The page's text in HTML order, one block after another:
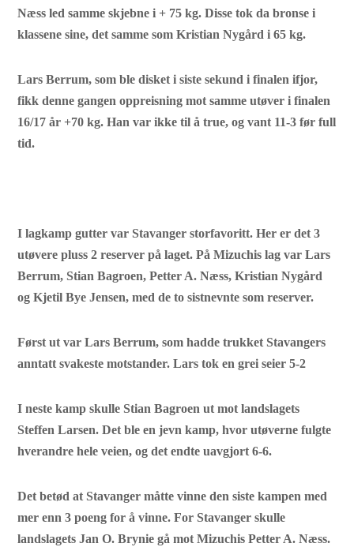
Næss led samme skjebne i + 75 kg. Disse tok da bronse i
klassene sine, det samme som Kristian Nygård i 65 kg.
Lars Berrum, som ble disket i siste sekund i finalen ifjor,
fikk denne gangen oppreisning mot samme utøver i finalen
16/17 år +70 kg. Han var ikke til å true, og vant 11-3 før full
tid.
I lagkamp gutter var Stavanger storfavoritt. Her er det 3
utøvere pluss 2 reserver på laget. På Mizuchis lag var Lars
Berrum, Stian Bagroen, Petter A. Næss, Kristian Nygård
og Kjetil Bye Jensen, med de to sistnevnte som reserver.
Først ut var Lars Berrum, som hadde trukket Stavangers
anntatt svakeste motstander. Lars tok en grei seier 5-2
I neste kamp skulle Stian Bagroen ut mot landslagets
Steffen Larsen. Det ble en jevn kamp, hvor utøverne fulgte
hverandre hele veien, og det endte uavgjort 6-6.
Det betød at Stavanger måtte vinne den siste kampen med
mer enn 3 poeng for å vinne. For Stavanger skulle
landslagets Jan O. Brynie gå mot Mizuchis Petter A. Næss.